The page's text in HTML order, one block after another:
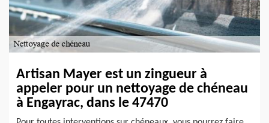
Artisan Mayer est un zingueur à
appeler pour un nettoyage de chéneau
à Engayrac, dans le 47470